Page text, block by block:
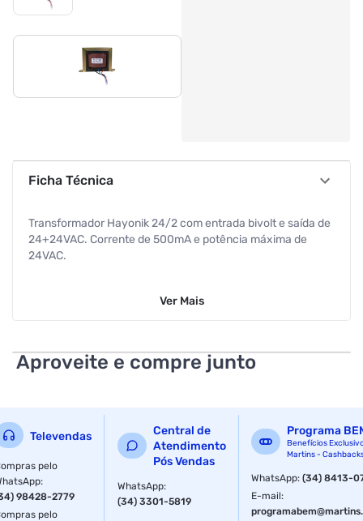
Ficha Técnica
Transformador Hayonik 24/2 com entrada bivolt e saída de
24+24VAC. Corrente de 500mA e potência máxima de
24VAC.
Ver Mais
Aproveite e compre junto
Televendas
pelo
:
98428-2779
pelo
Central de
Atendimento
Pós Vendas
WhatsApp:
(34) 3301-5819
Programa
Benefícios
Martins -
WhatsApp:(34) 8413-
E-mail: